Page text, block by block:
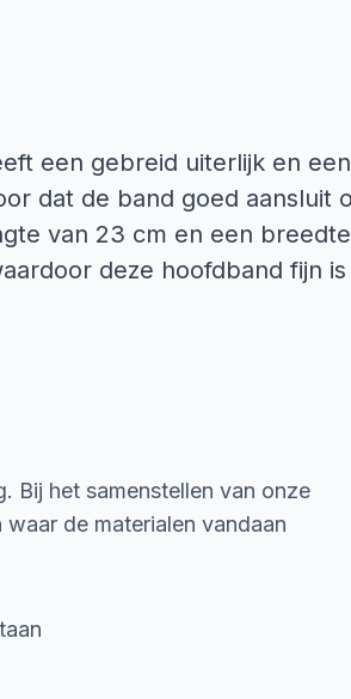
een gebreid uiterlijk en
dat de band goed aansluit
van 23 cm en een
deze hoofdband fijn
Bij het samenstellen van onze
de materialen vandaan